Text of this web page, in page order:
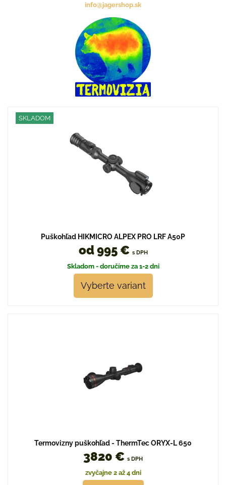
info@jagershop.sk
SKLADOM
Puškohľad HIKMICRO ALPEX PRO LRF A50P
od 995 € s DPH
Skladom - doručíme za 1-2 dni
Vyberte variant
Termovizny puškohľad - ThermTec ORYX-L 650
3820 € s DPH
zvyčajne 2 až 4 dni